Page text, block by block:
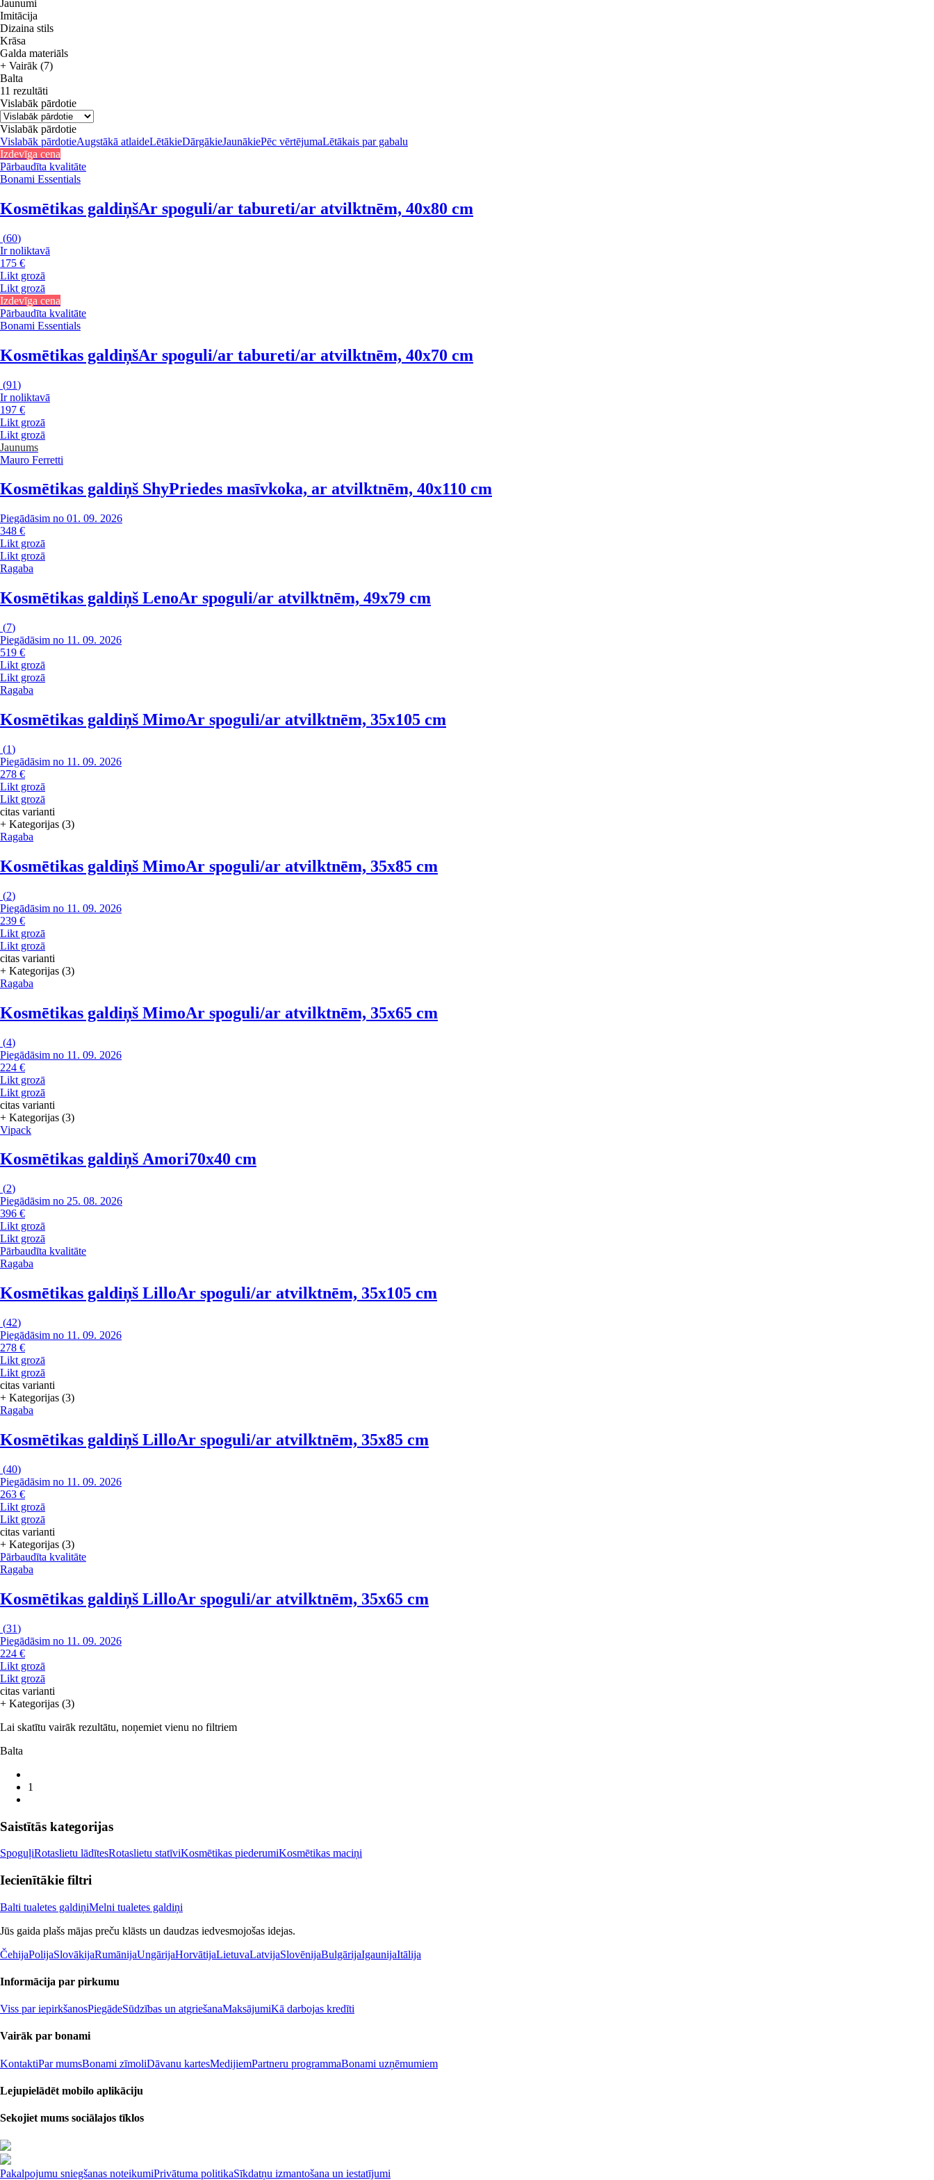
Jaunumi
Imitācija
Dizaina stils
Krāsa
Galda materiāls
+ Vairāk (7)
Balta
11 rezultāti
Vislabāk pārdotie
Vislabāk pārdotie
Vislabāk pārdotieAugstākā atlaideLētākieDārgākieJaunākiePēc vērtējumaLētākais par gabalu
Izdevīga cena
Pārbaudīta kvalitāte
Bonami Essentials
Kosmētikas galdiņšAr spoguli/ar tabureti/ar atvilktnēm, 40x80 cm
(60)
Ir noliktavā
175 €
Likt grozā
Likt grozā
Izdevīga cena
Pārbaudīta kvalitāte
Bonami Essentials
Kosmētikas galdiņšAr spoguli/ar tabureti/ar atvilktnēm, 40x70 cm
(91)
Ir noliktavā
197 €
Likt grozā
Likt grozā
Jaunums
Mauro Ferretti
Kosmētikas galdiņš ShyPriedes masīvkoka, ar atvilktnēm, 40x110 cm
Piegādāsim no 01. 09. 2026
348 €
Likt grozā
Likt grozā
Ragaba
Kosmētikas galdiņš LenoAr spoguli/ar atvilktnēm, 49x79 cm
(7)
Piegādāsim no 11. 09. 2026
519 €
Likt grozā
Likt grozā
Ragaba
Kosmētikas galdiņš MimoAr spoguli/ar atvilktnēm, 35x105 cm
(1)
Piegādāsim no 11. 09. 2026
278 €
Likt grozā
Likt grozā
citas varianti
+ Kategorijas (3)
Ragaba
Kosmētikas galdiņš MimoAr spoguli/ar atvilktnēm, 35x85 cm
(2)
Piegādāsim no 11. 09. 2026
239 €
Likt grozā
Likt grozā
citas varianti
+ Kategorijas (3)
Ragaba
Kosmētikas galdiņš MimoAr spoguli/ar atvilktnēm, 35x65 cm
(4)
Piegādāsim no 11. 09. 2026
224 €
Likt grozā
Likt grozā
citas varianti
+ Kategorijas (3)
Vipack
Kosmētikas galdiņš Amori70x40 cm
(2)
Piegādāsim no 25. 08. 2026
396 €
Likt grozā
Likt grozā
Pārbaudīta kvalitāte
Ragaba
Kosmētikas galdiņš LilloAr spoguli/ar atvilktnēm, 35x105 cm
(42)
Piegādāsim no 11. 09. 2026
278 €
Likt grozā
Likt grozā
citas varianti
+ Kategorijas (3)
Ragaba
Kosmētikas galdiņš LilloAr spoguli/ar atvilktnēm, 35x85 cm
(40)
Piegādāsim no 11. 09. 2026
263 €
Likt grozā
Likt grozā
citas varianti
+ Kategorijas (3)
Pārbaudīta kvalitāte
Ragaba
Kosmētikas galdiņš LilloAr spoguli/ar atvilktnēm, 35x65 cm
(31)
Piegādāsim no 11. 09. 2026
224 €
Likt grozā
Likt grozā
citas varianti
+ Kategorijas (3)
Lai skatītu vairāk rezultātu, noņemiet vienu no filtriem
Balta
1
Saistītās kategorijas
SpoguļiRotaslietu lādītesRotaslietu statīviKosmētikas piederumiKosmētikas maciņi
Iecienītākie filtri
Balti tualetes galdiņiMelni tualetes galdiņi
Jūs gaida plašs mājas preču klāsts un daudzas iedvesmojošas idejas.
ČehijaPolijaSlovākijaRumānijaUngārijaHorvātijaLietuvaLatvijaSlovēnijaBulgārijaIgaunijaItālija
Informācija par pirkumu
Viss par iepirkšanosPiegādeSūdzības un atgriešanaMaksājumiKā darbojas kredīti
Vairāk par bonami
KontaktiPar mumsBonami zīmoliDāvanu kartesMedijiemPartneru programmaBonami uzņēmumiem
Lejupielādēt mobilo aplikāciju
Sekojiet mums sociālajos tīklos
Pakalpojumu sniegšanas noteikumiPrivātuma politikaSīkdatņu izmantošana un iestatījumi